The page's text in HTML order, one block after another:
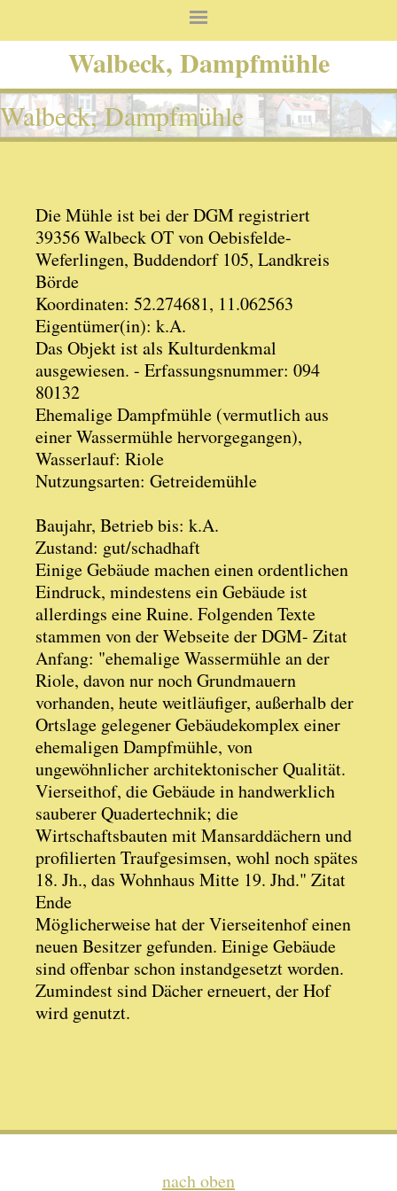
Walbeck, Dampfmühle
Walbeck, Dampfmühle
Die Mühle ist bei der DGM registriert
39356 Walbeck OT von Oebisfelde-
Weferlingen, Buddendorf 105, Landkreis
Börde
Koordinaten: 52.274681, 11.062563
Eigentümer(in): k.A.
Das Objekt ist als Kulturdenkmal
ausgewiesen. - Erfassungsnummer: 094
80132
Ehemalige Dampfmühle (vermutlich aus
einer Wassermühle hervorgegangen),
Wasserlauf: Riole
Nutzungsarten: Getreidemühle
Baujahr, Betrieb bis: k.A.
Zustand: gut/schadhaft
Einige Gebäude machen einen ordentlichen
Eindruck, mindestens ein Gebäude ist
allerdings eine Ruine. Folgenden Texte
stammen von der Webseite der DGM- Zitat
Anfang: "ehemalige Wassermühle an der
Riole, davon nur noch Grundmauern
vorhanden, heute weitläufiger, außerhalb der
Ortslage gelegener Gebäudekomplex einer
ehemaligen Dampfmühle, von
ungewöhnlicher architektonischer Qualität.
Vierseithof, die Gebäude in handwerklich
sauberer Quadertechnik; die
Wirtschaftsbauten mit Mansarddächern und
profilierten Traufgesimsen, wohl noch spätes
18. Jh., das Wohnhaus Mitte 19. Jhd." Zitat
Ende
Möglicherweise hat der Vierseitenhof einen
neuen Besitzer gefunden. Einige Gebäude
sind offenbar schon instandgesetzt worden.
Zumindest sind Dächer erneuert, der Hof
wird genutzt.
nach oben